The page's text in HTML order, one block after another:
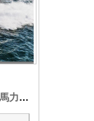
2020年 新艇 YANMAR 8LV-370馬力 2機搭載のクルーザー